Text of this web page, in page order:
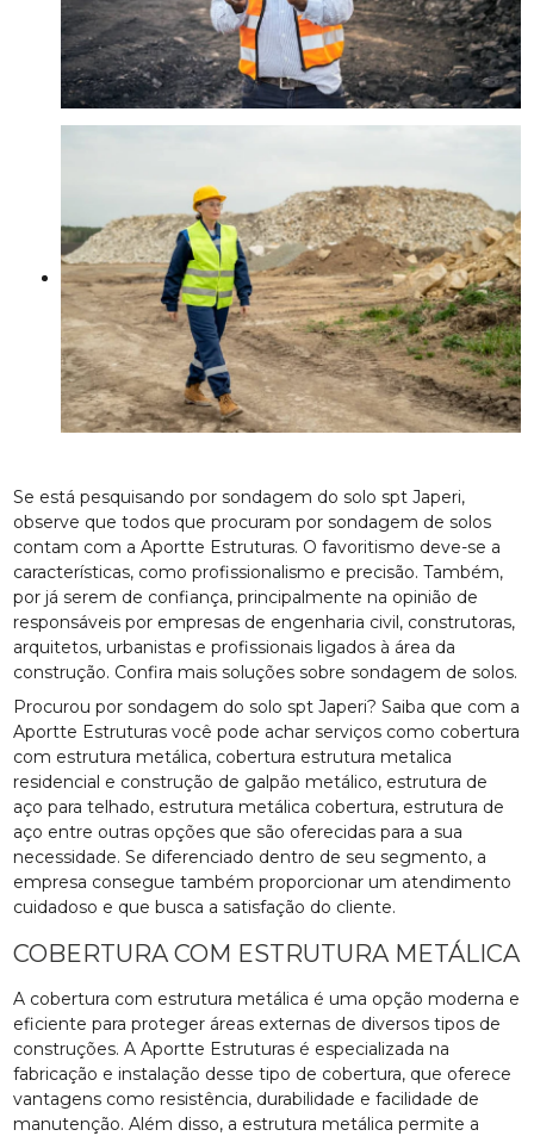
Se está pesquisando por sondagem do solo spt Japeri,
observe que todos que procuram por sondagem de solos
contam com a Aportte Estruturas. O favoritismo deve-se a
características, como profissionalismo e precisão. Também,
por já serem de confiança, principalmente na opinião de
responsáveis por empresas de engenharia civil, construtoras,
arquitetos, urbanistas e profissionais ligados à área da
construção. Confira mais soluções sobre sondagem de solos.
Procurou por sondagem do solo spt Japeri? Saiba que com a
Aportte Estruturas você pode achar serviços como cobertura
com estrutura metálica, cobertura estrutura metalica
residencial e construção de galpão metálico, estrutura de
aço para telhado, estrutura metálica cobertura, estrutura de
aço entre outras opções que são oferecidas para a sua
necessidade. Se diferenciado dentro de seu segmento, a
empresa consegue também proporcionar um atendimento
cuidadoso e que busca a satisfação do cliente.
COBERTURA COM ESTRUTURA METÁLICA
A cobertura com estrutura metálica é uma opção moderna e
eficiente para proteger áreas externas de diversos tipos de
construções. A Aportte Estruturas é especializada na
fabricação e instalação desse tipo de cobertura, que oferece
vantagens como resistência, durabilidade e facilidade de
manutenção. Além disso, a estrutura metálica permite a